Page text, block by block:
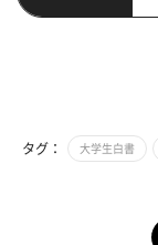
タグ： 大学生白書